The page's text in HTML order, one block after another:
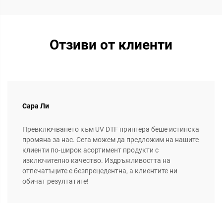
Отзиви от клиенти
Сара Ли
Превключването към UV DTF принтера беше истинска
промяна за нас. Сега можем да предложим на нашите
клиенти по-широк асортимент продукти с
изключително качество. Издръжливостта на
отпечатъците е безпрецедентна, а клиентите ни
обичат резултатите!